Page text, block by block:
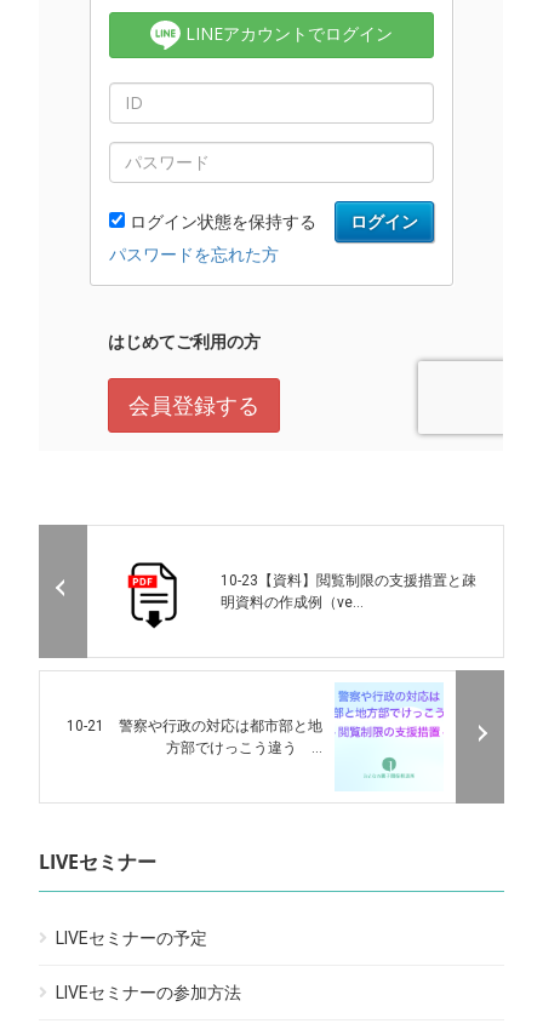
10-23【資料】閲覧制限の支援措置と疎
明資料の作成例（ve...
10-21 警察や行政の対応は都市部と地
方部でけっこう違う ...
LIVEセミナー
LIVEセミナーの予定
LIVEセミナーの参加方法